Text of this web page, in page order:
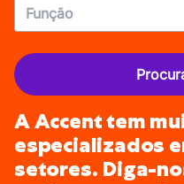
A Accent tem
especializados
setores. Diga-